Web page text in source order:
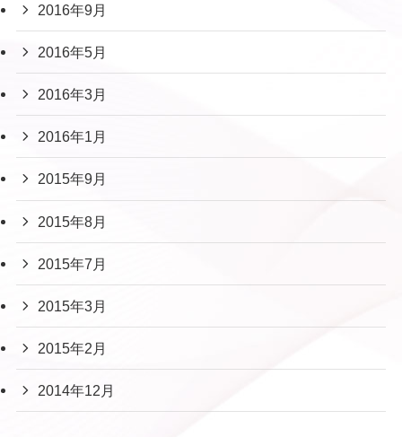
2016年9月
2016年5月
2016年3月
2016年1月
2015年9月
2015年8月
2015年7月
2015年3月
2015年2月
2014年12月